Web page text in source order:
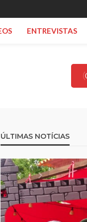
ENTREVISTAS
ÚLTIMAS NOTÍCIAS